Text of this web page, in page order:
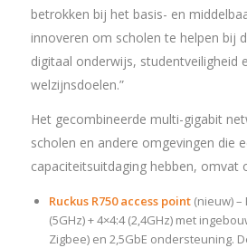
betrokken bij het basis- en
innoveren om scholen te helpen bij
digitaal onderwijs, studentveiligheid
welzijnsdoelen.”
Het gecombineerde multi-gigabit
scholen en andere omgevingen die
capaciteitsuitdaging hebben, omvat
Ruckus R750 access point (nieuw) –
(5GHz) + 4×4:4 (2,4GHz) met
Zigbee) en 2,5GbE ondersteuning.